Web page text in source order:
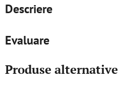
Descriere
Evaluare
Produse alternative